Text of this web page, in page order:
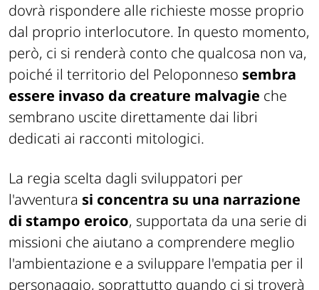
dovrà rispondere alle richieste mosse proprio
dal proprio interlocutore. In questo momento,
però, ci si renderà conto che qualcosa non va,
poiché il territorio del Peloponneso sembra
essere invaso da creature malvagie che
sembrano uscite direttamente dai libri
dedicati ai racconti mitologici.
La regia scelta dagli sviluppatori per
l'avventura si concentra su una narrazione
di stampo eroico, supportata da una serie di
missioni che aiutano a comprendere meglio
l'ambientazione e a sviluppare l'empatia per il
personaggio, soprattutto quando ci si troverà